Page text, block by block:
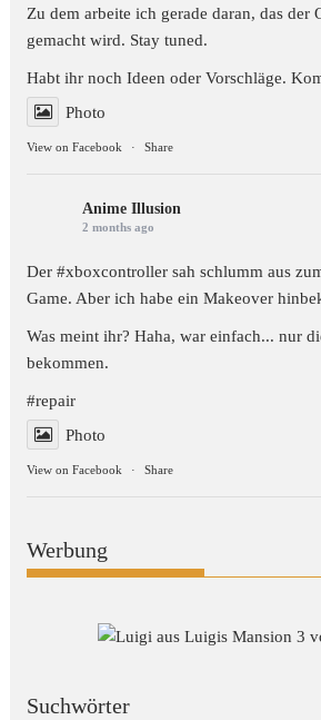
Zu dem arbeite ich gerade daran, das der
gemacht wird. Stay tuned.
Habt ihr noch Ideen oder Vorschläge.
Photo
View on Facebook · Share
Anime Illusion
2 months ago
Der #xboxcontroller sah schlumm aus
Game. Aber ich habe ein Makeover
Was meint ihr? Haha, war einfach... nur
bekommen.
#repair
Photo
View on Facebook · Share
Werbung
Suchwörter